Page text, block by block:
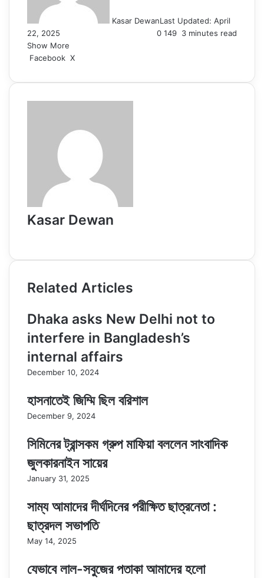
Kasar DewanLast Updated: April
22, 2025
0 149 3 minutes read
Show More
Facebook X
Email
Kasar Dewan
Related Articles
Dhaka asks New Delhi not to
interfere in Bangladesh’s
internal affairs
December 10, 2024
হাসনাতেই জিম্মি ছিল বরিশাল
December 9, 2024
সিমিনের ট্রান্সকম গ্রুপ মাফিয়া বললেন সাংবাদিক
জুলকারনাইন সায়ের
January 31, 2025
সাম্য আমাদের দীর্ঘদিনের পরীক্ষিত ছাত্রনেতা :
ছাত্রদল সভাপতি
May 14, 2025
যেভাবে লাল-সবুজের পতাকা আমাদের হলো